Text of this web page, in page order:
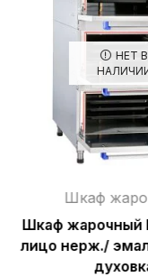
НЕТ В
Шкаф
Шкаф
лицо нерж./